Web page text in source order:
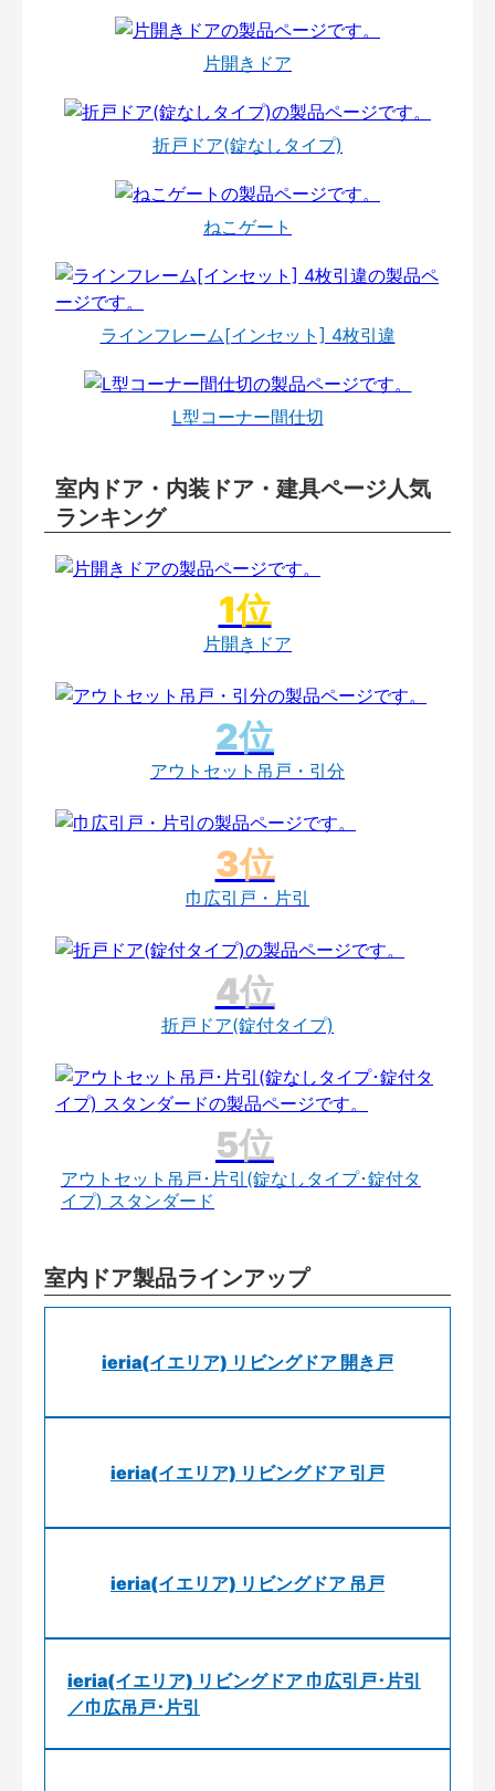
片開きドア
折戸ドア(錠なしタイプ)
ねこゲート
ラインフレーム[インセット] 4枚引違
L型コーナー間仕切
室内ドア・内装ドア・建具ページ人気
ランキング
片開きドア
アウトセット吊戸・引分
巾広引戸・片引
折戸ドア(錠付タイプ)
アウトセット吊戸･片引(錠なしタイプ･錠付タ
イプ) スタンダード
室内ドア製品ラインアップ
ieria(イエリア) リビングドア 開き戸
ieria(イエリア) リビングドア 引戸
ieria(イエリア) リビングドア 吊戸
ieria(イエリア) リビングドア 巾広引戸･片引
／巾広吊戸･片引